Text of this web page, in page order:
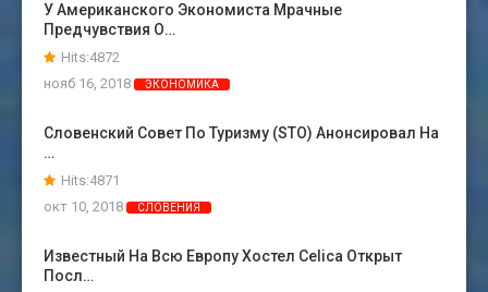
У Американского Экономиста Мрачные
Предчувствия О…
Hits:4872
нояб 16, 2018
ЭКОНОМИКА
Словенский Совет По Туризму (STO) Анонсировал На
…
Hits:4871
окт 10, 2018
СЛОВЕНИЯ
Известный На Всю Европу Хостел Celica Открыт
Посл…